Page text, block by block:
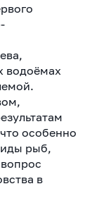
водоёмах
особенно
рыб,
в